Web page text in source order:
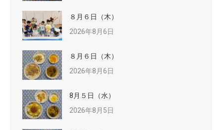
８月６日（木）
2026年8月6日
８月６日（木）
2026年8月6日
8月５日（水）
2026年8月5日